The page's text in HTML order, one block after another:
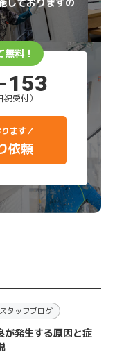
料！
153
受付）
ます／
依頼
タッフブログ
が発生する原因と症